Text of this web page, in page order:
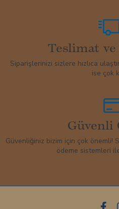
Teslimat ve
Siparişlerinizi sizlere hızlıca
ise çok
Güvenli
Güvenliğiniz bizim için çok önemli!
ödeme sistemleri